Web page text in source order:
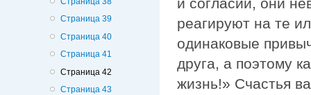
Страница 39
Страница 40
Страница 41
Страница 42
Страница 43
и согласии, они
реагируют на те
одинаковые
друга, а поэтому
жизнь!» Счастья